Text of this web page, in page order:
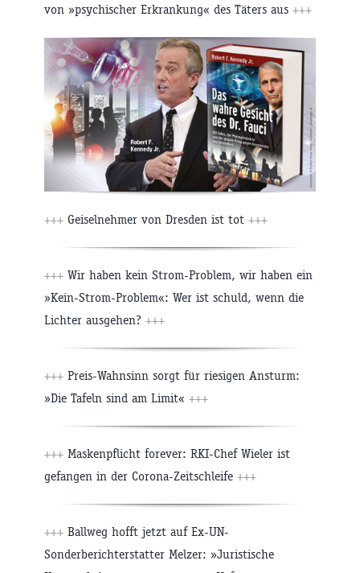
von »psychischer Erkrankung« des Täters aus +++
+++ Geiselnehmer von Dresden ist tot +++
+++ Wir haben kein Strom-Problem, wir haben ein
»Kein-Strom-Problem«: Wer ist schuld, wenn die
Lichter ausgehen? +++
+++ Preis-Wahnsinn sorgt für riesigen Ansturm:
»Die Tafeln sind am Limit« +++
+++ Maskenpflicht forever: RKI-Chef Wieler ist
gefangen in der Corona-Zeitschleife +++
+++ Ballweg hofft jetzt auf Ex-UN-
Sonderberichterstatter Melzer: »Juristische